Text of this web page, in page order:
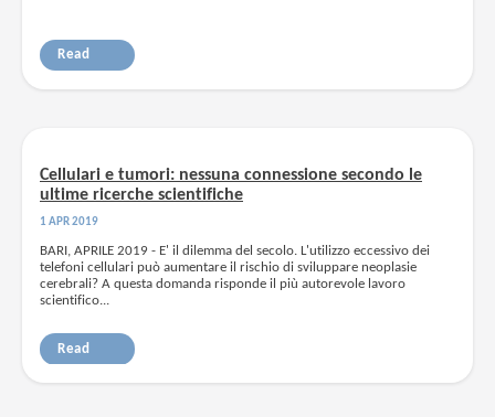
Read
Cellulari e tumori: nessuna connessione secondo le
ultime ricerche scientifiche
1 APR 2019
BARI, APRILE 2019 - E' il dilemma del secolo. L'utilizzo eccessivo dei
telefoni cellulari può aumentare il rischio di sviluppare neoplasie
cerebrali? A questa domanda risponde il più autorevole lavoro
scientifico...
Read